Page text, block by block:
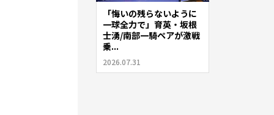
「悔いの残らないように
一球全力で」育英・坂根
士湧/南部一騎ペアが激戦
乗...
2026.07.31